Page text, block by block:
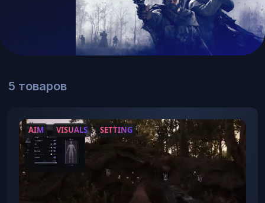
5 товаров
AIM VISUALS SETTING